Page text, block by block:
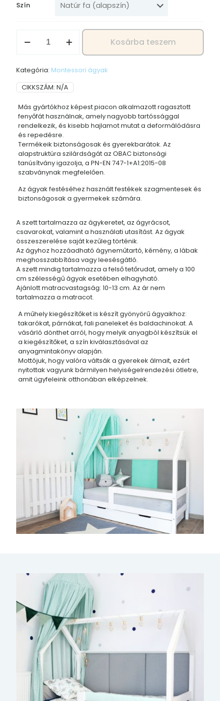
Szín
házikóágy,
mennyiség
Kosárba teszem
Kategória: Montessori ágyak
CIKKSZÁM: N/A
Más gyártókhoz képest piacon alkalmazott ragasztott
fenyőfát használnak, amely nagyobb tartóssággal
rendelkezik, és kisebb hajlamot mutat a deformálódásra
és repedésre.
Termékeik biztonságosak és gyerekbarátok. Az
alapstruktúra szilárdságát az OBAC biztonsági
tanúsítvány igazolja, a PN-EN 747-1+A1:2015-08
szabványnak megfelelően.
Az ágyak festéséhez használt festékek szagmentesek és
biztonságosak a gyermekek számára.
A szett tartalmazza az ágykeretet, az ágyrácsot,
csavarokat, valamint a használati utasítást. Az ágyak
összeszerelése saját kezűleg történik.
Az ágyhoz hozzáadható ágyneműtartó, kémény, a lábak
meghosszabbítása vagy leesésgátló.
A szett mindig tartalmazza a felső tetőrudat, amely a 100
cm szélességű ágyak esetében elhagyható.
Ajánlott matracvastagság: 10-13 cm. Az ár nem
tartalmazza a matracot.
A műhely kiegészítőket is készít gyönyörű ágyaikhoz:
takarókat, párnákat, fali paneleket és baldachinokat. A
vásárló dönthet arról, hogy melyik anyagból készítsük el
a kiegészítőket, a szín kiválasztásával az
anyagmintakönyv alapján.
Mottójuk, hogy valóra váltsák a gyerekek álmait, ezért
nyitottak vagyunk bármilyen helyiségelrendezési ötletre,
amit ügyfeleink otthonában elképzelnek.